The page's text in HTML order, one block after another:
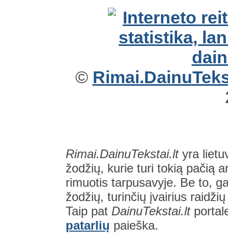
©
Rimai.DainuTekstai.ltyra
žodžių, kurie turi tokią pačią
rimuotis tarpusavyje. Be to,
žodžių, turinčių įvairius
Taip pat DainuTekstai.lt
patarlių paieška.